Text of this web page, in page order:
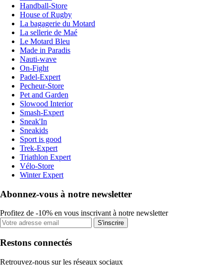
Handball-Store
House of Rugby
La bagagerie du Motard
La sellerie de Maé
Le Motard Bleu
Made in Paradis
Nauti-wave
On-Fight
Padel-Expert
Pecheur-Store
Pet and Garden
Slowood Interior
Smash-Expert
Sneak'In
Sneakids
Sport is good
Trek-Expert
Triathlon Expert
Vélo-Store
Winter Expert
Abonnez-vous à notre newsletter
Profitez de -10% en vous inscrivant à notre newsletter
S'inscrire
Restons connectés
Retrouvez-nous sur les réseaux sociaux